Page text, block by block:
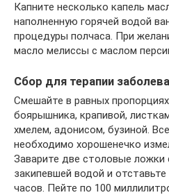
Капните несколько капель
наполненную горячей водой
процедуры полчаса. При
масло мелиссы с маслом
Сбор для терапии
Смешайте в равных
боярышника, крапивой,
хмелем, адонисом, бузиной.
необходимо хорошенечко
Заварите две столовые ложки
закипевшей водой и
часов. Пейте по 100